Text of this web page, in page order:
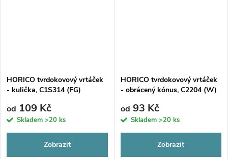
HORICO tvrdokovový vrtáček
- kulička, C1S314 (FG)
od 109 Kč
Skladem >20 ks
Zobrazit
HORICO tvrdokovový vrtáček
- obrácený kónus, C2204 (W)
od 93 Kč
Skladem >20 ks
Zobrazit